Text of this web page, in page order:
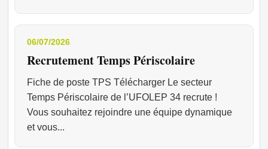
06/07/2026
Recrutement Temps Périscolaire
Fiche de poste TPS Télécharger Le secteur
Temps Périscolaire de l’UFOLEP 34 recrute !
Vous souhaitez rejoindre une équipe dynamique
et vous...